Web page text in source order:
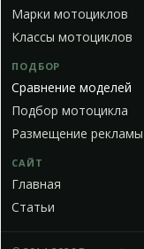
Марки мотоциклов
Классы мотоциклов
ПОДБОР
Сравнение моделей
Подбор мотоцикла
Размещение рекламы
САЙТ
Главная
Статьи